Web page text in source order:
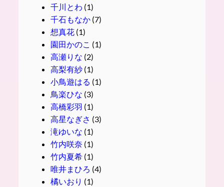
千川とわ (1)
千石もなか(7)
想真花(1)
園田かのこ (1)
高瀬りな (2)
高梨有紗(1)
小鳥遊はる (1)
鳥楽ひな (3)
高橋彩羽 (1)
高星なぎさ (3)
滝ゆいな (1)
竹内咲奈 (1)
竹内夏希(1)
唯井まひろ (4)
橘いおり (1)